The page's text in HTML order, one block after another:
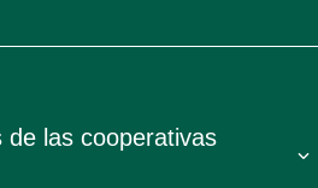
las cooperativas